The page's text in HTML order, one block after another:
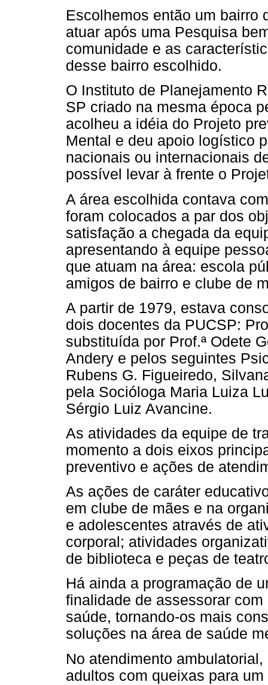
Escolhemos então um bairro
atuar após uma Pesquisa
comunidade e as
desse bairro escolhido.
O Instituto de Planejamento
SP criado na mesma época
acolheu a idéia do Projeto
Mental e deu apoio logístico
nacionais ou internacionais
possível levar à frente o
A área escolhida contava
foram colocados a par dos
satisfação a chegada da
apresentando à equipe
que atuam na área: escola
amigos de bairro e clube de
A partir de 1979, estava
dois docentes da PUCSP:
substituída por Prof.ª Odete
Andery e pelos seguintes
Rubens G. Figueiredo,
pela Socióloga Maria Luiza
Sérgio Luiz Avancine.
As atividades da equipe de
momento a dois eixos
preventivo e ações de
As ações de caráter
em clube de mães e na
e adolescentes através de
corporal; atividades
de biblioteca e peças de
Há ainda a programação de
finalidade de assessorar
saúde, tornando-os mais
soluções na área de saúde
No atendimento
adultos com queixas para